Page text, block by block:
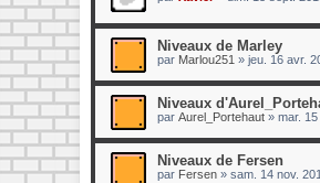
Niveaux de Marley
par Marlou251 » jeu. 16 avr.
Niveaux
par Aurel_Portehaut » mar.
Niveaux de Fersen
par Fersen » sam. 14 nov.